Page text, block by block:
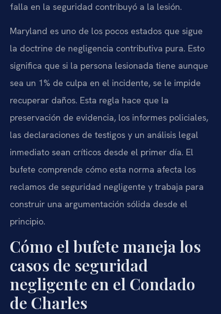
falla en la seguridad contribuyó a la lesión.
Maryland es uno de los pocos estados que sigue
la doctrine de negligencia contributiva pura. Esto
significa que si la persona lesionada tiene aunque
sea un 1% de culpa en el incidente, se le impide
recuperar daños. Esta regla hace que la
preservación de evidencia, los informes policiales,
las declaraciones de testigos y un análisis legal
inmediato sean críticos desde el primer día. El
bufete comprende cómo esta norma afecta los
reclamos de seguridad negligente y trabaja para
construir una argumentación sólida desde el
principio.
Cómo el bufete maneja los
casos de seguridad
negligente en el Condado
de Charles